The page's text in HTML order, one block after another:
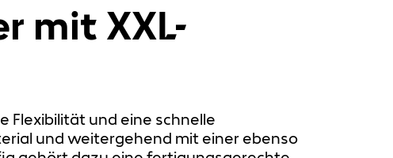
mit XXL-
Flexibilität und eine schnelle
und weitergehend mit einer ebenso